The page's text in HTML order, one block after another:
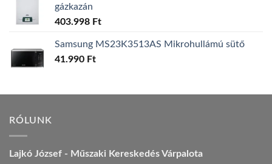
gázkazán
403.998 Ft
Samsung MS23K3513AS Mikrohullámú sütő
41.990 Ft
RÓLUNK
Lajkó József - Műszaki Kereskedés Várpalota